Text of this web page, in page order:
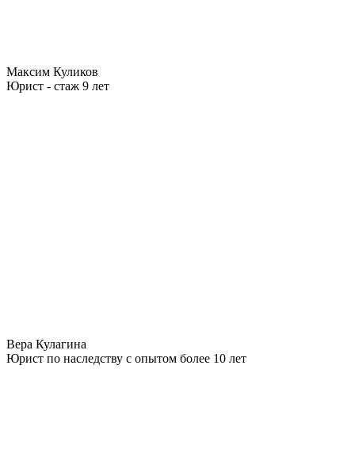
Максим Куликов
Юрист - стаж 9 лет
Вера Кулагина
Юрист по наследству с опытом более 10 лет